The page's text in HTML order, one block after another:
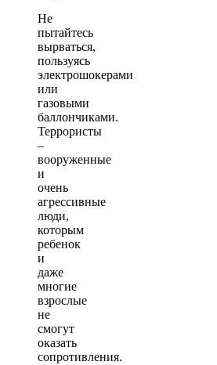
Не
пытайтесь
вырваться,
пользуясь
электрошокерами
или
газовыми
баллончиками.
Террористы
–
вооруженные
и
очень
агрессивные
люди,
которым
ребенок
и
даже
многие
взрослые
не
смогут
оказать
сопротивления.